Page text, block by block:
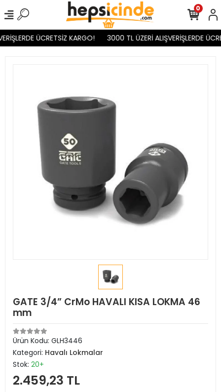
ÜCRETSİZ KARGO! 3000 TL ÜZERİ ALIŞVERİŞLERDE
0
GATE 3/4” CrMo HAVALI KISA LOKMA 46
mm
Ürün Kodu: GLH3446
Kategori: Havalı Lokmalar
Stok: 20+
2.459,23 TL